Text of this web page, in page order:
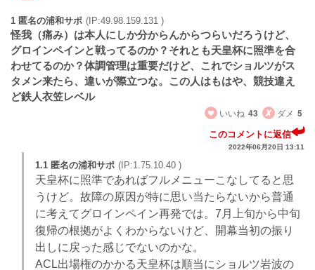
1 匿名の浦和サポ (IP:49.98.159.131 )
怪我（痛み）は本人にしか分からんからつらいだろうけど、
グロインペインと戦ってるのか？それとも天皇杯に照準を合
わせてるのか？体調管理は重要だけど、これでショルツがス
タメン来たら、違いが際立つな。この人はもはや、競技違え
ど鉄人衣笠レベル
いいね 43 ダメ 5
このコメントに返信
2022年06月20日 13:11
1.1 匿名の浦和サポ (IP:1.75.10.40 )
天皇杯に照準であればフルメニューこなしてると思
うけど。故障の原因が特に思い当たらないから普通
に考えてグロインペイン再発では。7月上旬から中旬
復帰の根拠がよくわからないけど、開幕当初の振り
出しに戻った感じでないのかな。
ACL出場権のかかる天皇杯は順当にショルツ岩波の